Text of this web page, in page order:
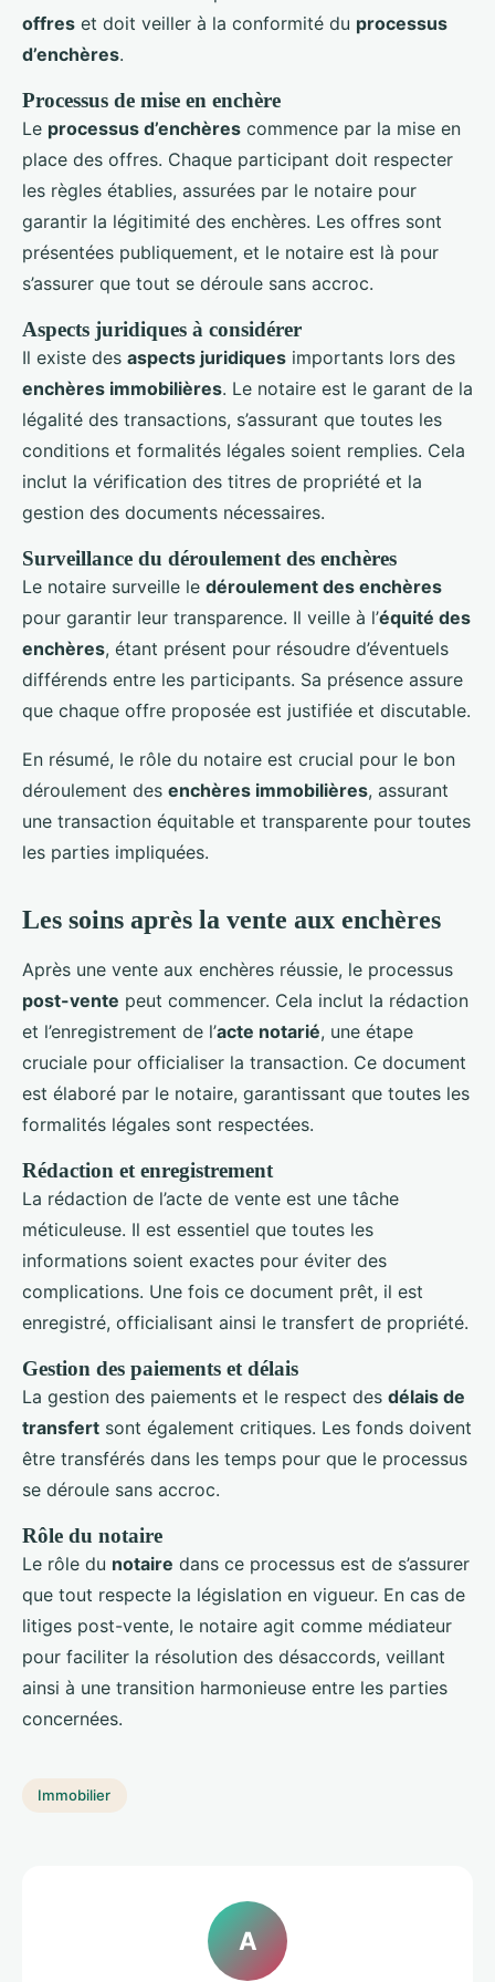
offres et doit veiller à la conformité du processus
d’enchères.
Processus de mise en enchère
Le processus d’enchères commence par la mise en
place des offres. Chaque participant doit respecter
les règles établies, assurées par le notaire pour
garantir la légitimité des enchères. Les offres sont
présentées publiquement, et le notaire est là pour
s’assurer que tout se déroule sans accroc.
Aspects juridiques à considérer
Il existe des aspects juridiques importants lors des
enchères immobilières. Le notaire est le garant de la
légalité des transactions, s’assurant que toutes les
conditions et formalités légales soient remplies. Cela
inclut la vérification des titres de propriété et la
gestion des documents nécessaires.
Surveillance du déroulement des enchères
Le notaire surveille le déroulement des enchères
pour garantir leur transparence. Il veille à l’équité des
enchères, étant présent pour résoudre d’éventuels
différends entre les participants. Sa présence assure
que chaque offre proposée est justifiée et discutable.
En résumé, le rôle du notaire est crucial pour le bon
déroulement des enchères immobilières, assurant
une transaction équitable et transparente pour toutes
les parties impliquées.
Les soins après la vente aux enchères
Après une vente aux enchères réussie, le processus
post-vente peut commencer. Cela inclut la rédaction
et l’enregistrement de l’acte notarié, une étape
cruciale pour officialiser la transaction. Ce document
est élaboré par le notaire, garantissant que toutes les
formalités légales sont respectées.
Rédaction et enregistrement
La rédaction de l’acte de vente est une tâche
méticuleuse. Il est essentiel que toutes les
informations soient exactes pour éviter des
complications. Une fois ce document prêt, il est
enregistré, officialisant ainsi le transfert de propriété.
Gestion des paiements et délais
La gestion des paiements et le respect des délais de
transfert sont également critiques. Les fonds doivent
être transférés dans les temps pour que le processus
se déroule sans accroc.
Rôle du notaire
Le rôle du notaire dans ce processus est de s’assurer
que tout respecte la législation en vigueur. En cas de
litiges post-vente, le notaire agit comme médiateur
pour faciliter la résolution des désaccords, veillant
ainsi à une transition harmonieuse entre les parties
concernées.
Immobilier
A